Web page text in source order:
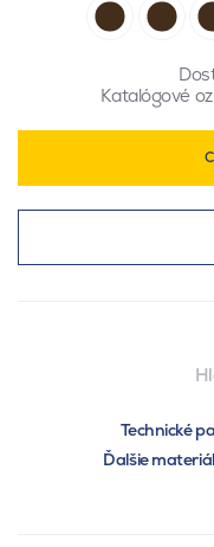
Katalógové
Technické
Ďalšie